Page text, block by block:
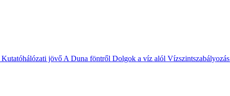
Kutatóhálózati jövő A Duna föntről Dolgok a víz alól Vízszintszabályozás